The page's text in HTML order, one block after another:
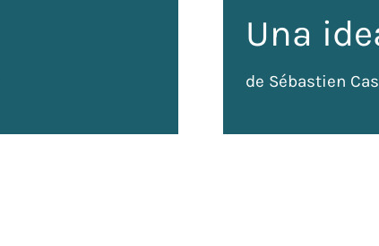
Una
de Sébastien